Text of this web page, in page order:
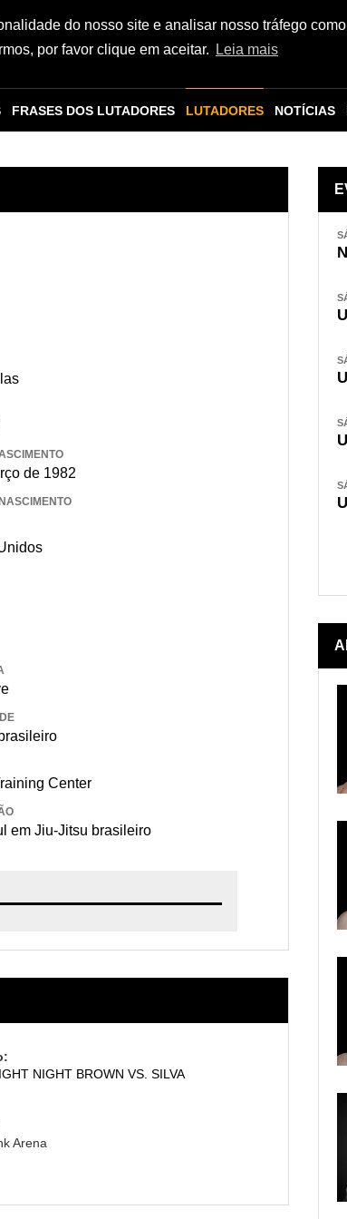
do nosso site e analisar nosso tráfego
por favor clique em aceitar.
Leia mais
FRASES DOS LUTADORES LUTADORES NOTÍCIAS
de 1982
Center
em Jiu-Jitsu brasileiro
NIGHT BROWN VS. SILVA
Arena